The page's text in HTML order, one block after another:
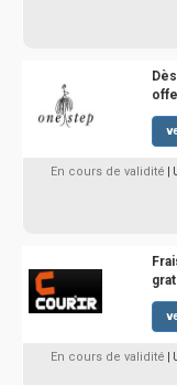
En cours de validité
En cours de validité